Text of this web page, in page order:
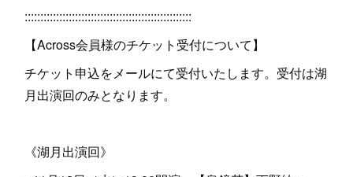
:::::::::::::::::::::::::::::::::::::::::::::::::::::
【Across会員様のチケット受付について】
チケット申込をメールにて受付いたします。受付は湖
月出演回のみとなります。
《湖月出演回》